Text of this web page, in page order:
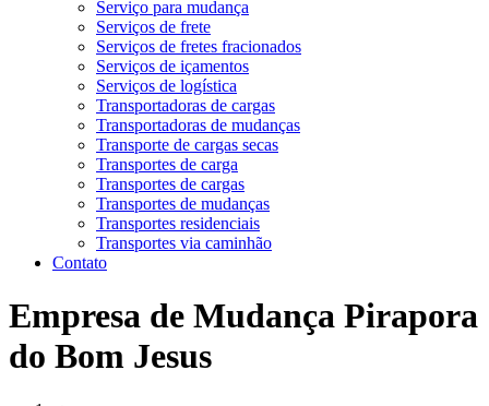
Serviço para mudança
Serviços de frete
Serviços de fretes fracionados
Serviços de içamentos
Serviços de logística
Transportadoras de cargas
Transportadoras de mudanças
Transporte de cargas secas
Transportes de carga
Transportes de cargas
Transportes de mudanças
Transportes residenciais
Transportes via caminhão
Contato
Empresa de Mudança Pirapora
do Bom Jesus